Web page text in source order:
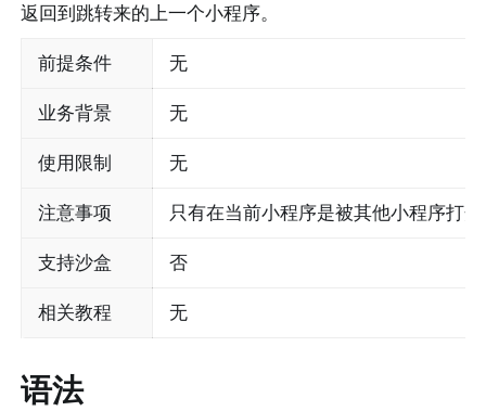
返回到跳转来的上一个小程序。
前提条件 无
业务背景 无
使用限制 无
注意事项 只有在当前小程序是被其他小程序打
支持沙盒 否
相关教程 无
语法